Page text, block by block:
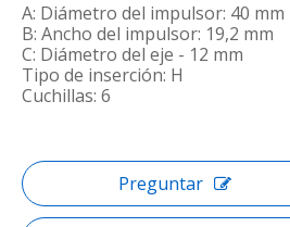
A: Diámetro del impulsor: 40 mm
B: Ancho del impulsor: 19,2 mm
C: Diámetro del eje - 12 mm
Tipo de inserción: H
Cuchillas: 6
Preguntar